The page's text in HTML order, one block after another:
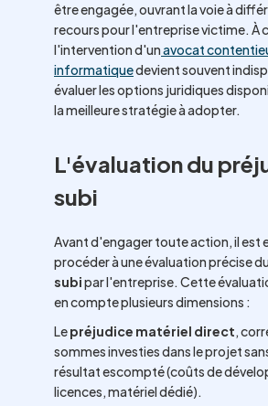
être engagée, ouvrant la voie à
recours pour l'entreprise victime. À
l'intervention d'unavocat
informatiquedevient souvent
évaluer les options juridiques
la meilleure stratégie à adopter.
L'évaluation du
subi
Avant d'engager toute action, il est
procéder à une évaluation précise du
subipar l'entreprise. Cette
en compte plusieurs dimensions :
Lepréjudice matériel direct,
sommes investies dans le projet
résultat escompté (coûts de
licences, matériel dédié).